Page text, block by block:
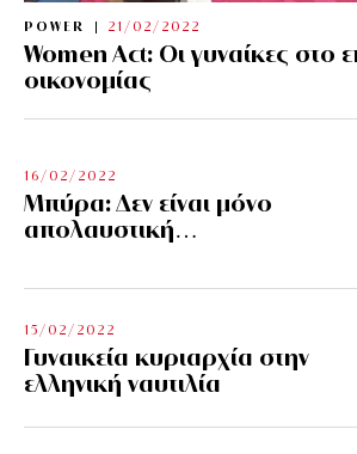
POWER 21/02/2022
Women Act: Οι γυναίκες στο
οικονομίας
16/02/2022
Μπύρα: Δεν είναι μόνο
απολαυστική…
15/02/2022
Γυναικεία κυριαρχία στην
ελληνική ναυτιλία